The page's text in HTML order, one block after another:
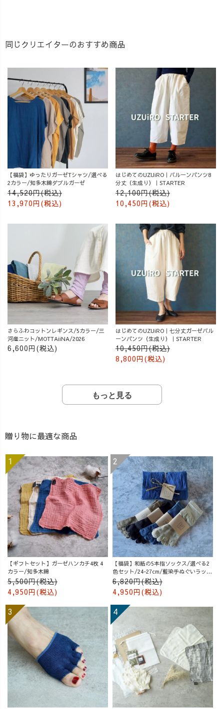
同じクリエイターのおすすめ商品
【福袋】ゆったりガーゼTシャツ/選べる
2カラー/知多木綿ダブルガーゼ
14,520円(税込)
13,970円(税込)
はじめてのUZUiRO｜バルーンパンツ8
分丈（生成り）｜STARTER
12,100円(税込)
10,450円(税込)
さらふわコットンレギンス/5カラー/三
河産ニット/MOTTAiiNA/2026
6,600円(税込)
はじめてのUZUiRO｜七分丈ガーゼバル
ーンパンツ（生成り）｜STARTER
10,450円(税込)
8,800円(税込)
もっと見る
贈り物に最適な商品
【ギフトセット】ガーゼハンカチ4枚 4
カラー/知多木綿
5,500円(税込)
4,950円(税込)
【福袋】和紙の5本指ソックス/選べる2
色セット/24-27cm/藍染手ぬぐいラッピ
ング付
6,820円(税込)
4,950円(税込)